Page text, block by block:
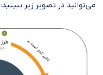
می‌توانید در تصویر زیر ببینید: